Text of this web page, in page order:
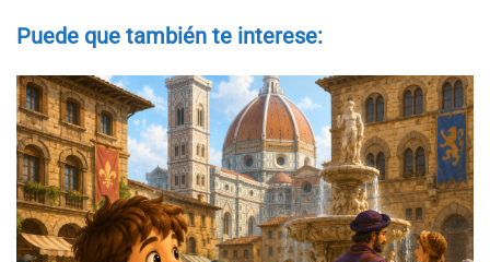
Puede que también te interese: